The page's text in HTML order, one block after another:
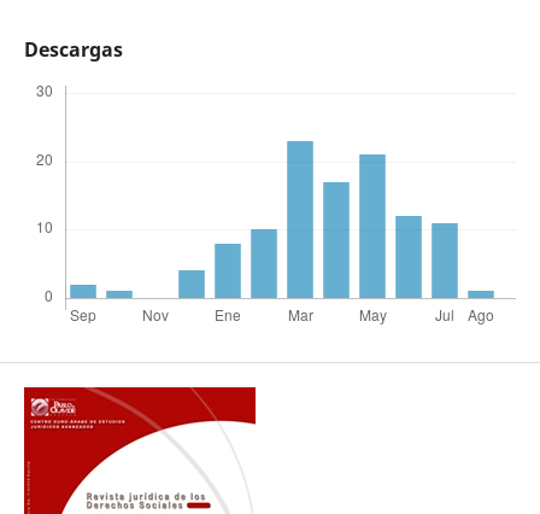
Descargas